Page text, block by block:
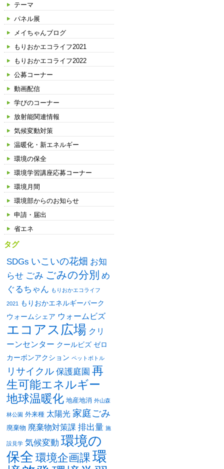
テーマ
パネル展
メイちゃんブログ
もりおかエコライフ2021
もりおかエコライフ2022
公募コーナー
動画配信
学びのコーナー
放射能関連情報
気候変動対策
温暖化・新エネルギー
環境の保全
環境学習講座応募コーナー
環境月間
環境部からのお知らせ
申請・届出
省エネ
タグ
SDGs いこいの花畑 お知
らせ ごみ ごみの分別 め
ぐるちゃん もりおかエコライフ
2021
もりおかエネルギーパーク
ウォームシェア ウォームビズ
エコアス広場 クリ
ーンセンター クールビズ ゼロ
カーボンアクション ペットボトル
リサイクル 保護庭園 再
生可能エネルギー
地球温暖化 地産地消 外山森
林公園 外来種 太陽光 家庭ごみ
廃棄物 廃棄物対策課 排出量 施
設見学 気候変動 環境の
保全 環境企画課 環